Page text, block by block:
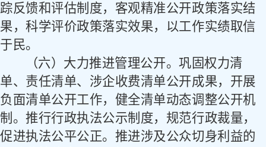
踪反馈和评估制度，客观精准公开政策落实结
果，科学评价政策落实效果，以工作实绩取信
于民。
（六）大力推进管理公开。巩固权力清
单、责任清单、涉企收费清单公开成果，开展
负面清单公开工作，健全清单动态调整公开机
制。推行行政执法公示制度，规范行政裁量，
促进执法公平公正。推进涉及公众切身利益的